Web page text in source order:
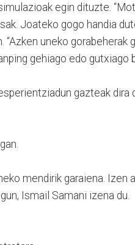
egin dituzte.
Joateko gogo handia
uneko gorabeherak
gehiago edo gutxiago
gazteak dira
mendirik garaiena. Izen
Ismail Samani izena du.